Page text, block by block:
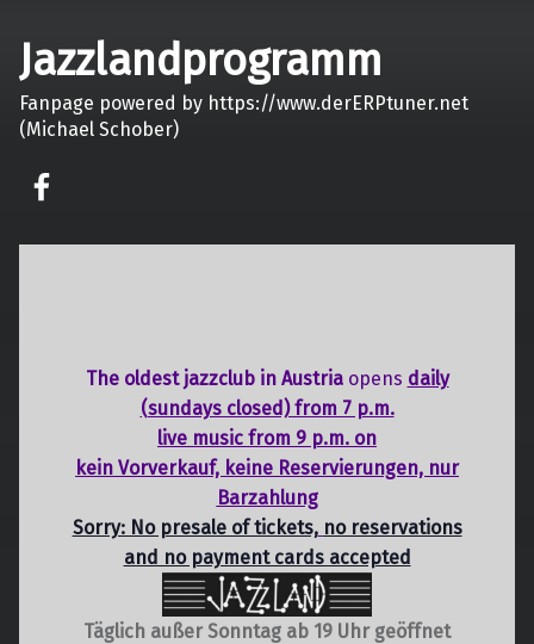
Jazzlandprogramm
Fanpage powered by https://www.derERPtuner.net
(Michael Schober)
The oldest jazzclub in Austria opens daily
(sundays closed) from 7 p.m.
live music from 9 p.m. on
kein Vorverkauf, keine Reservierungen, nur
Barzahlung
Sorry: No presale of tickets, no reservations
and no payment cards accepted
Täglich außer Sonntag ab 19 Uhr geöffnet